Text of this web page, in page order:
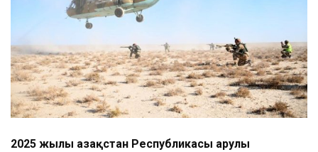
2025 жылы Қазақстан Республикасы Қарулы